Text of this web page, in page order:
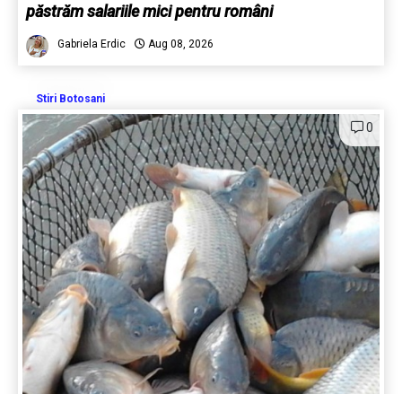
păstrăm salariile mici pentru români
Gabriela Erdic Aug 08, 2026
Stiri Botosani
0